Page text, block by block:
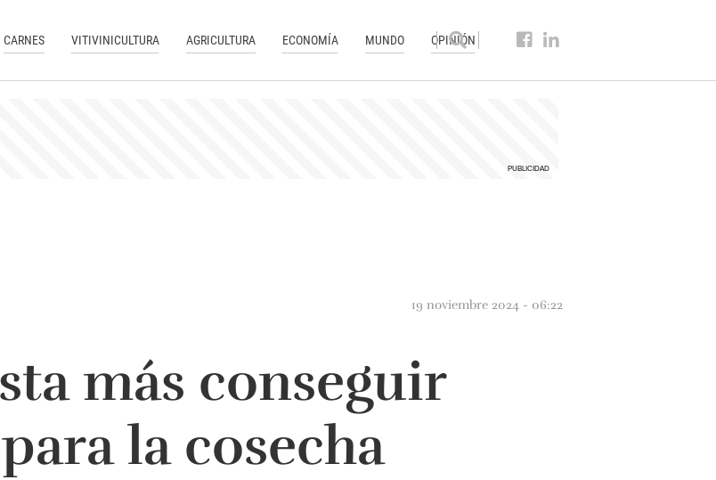
CARNES VITIVINICULTURA AGRICULTURA ECONOMÍA MUNDO OPINIÓN
19 noviembre 2024 - 06:22
más conseguir
la cosecha